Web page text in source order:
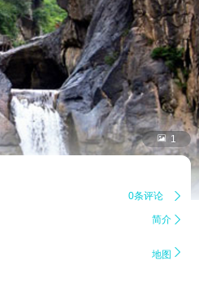
 1
0条评论 
简介 
地图 